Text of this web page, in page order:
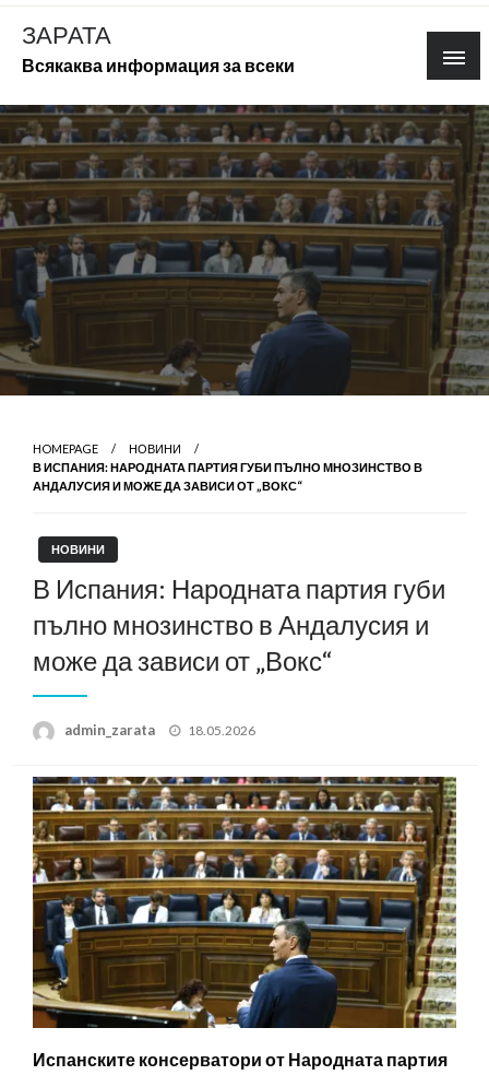
Skip
content
ЗАРАТА
Всякаква информация за всеки
HOMEPAGE
НОВИНИ
В ИСПАНИЯ: НАРОДНАТА ПАРТИЯ ГУБИ ПЪЛНО МНОЗИНСТВО В
АНДАЛУСИЯ И МОЖЕ ДА ЗАВИСИ ОТ „ВОКС“
НОВИНИ
В Испания: Народната партия губи
пълно мнозинство в Андалусия и
може да зависи от „Вокс“
admin_zarata
Posted
18.05.2026
Испанските консерватори от Народната партия